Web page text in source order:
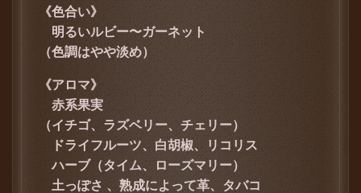
《色合い》
明るいルビー〜ガーネット
（色調はやや淡め）
《アロマ》
赤系果実
（イチゴ、ラズベリー、チェリー）
ドライフルーツ、 白胡椒、
リコリス
ハーブ（タイム、ローズマリー）
土っぽさ 、 熟成によって革、タバコ